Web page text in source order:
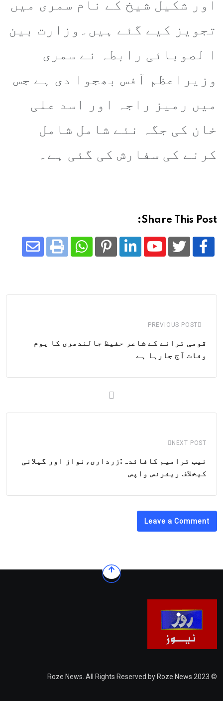
اور شکیل شیخ کے نام سمری میں
تجویز کیے گئے ہیں۔وزارت بین
ا لصوبائی رابطہ نے سمری
وزیراعظم آفس بھجوا دی ہے جس
میں رمیز راجہ اور اسد علی
خان کی جگہ نئے شامل شامل
کرنے کی سفارش کی گئی ہے۔
Share This Post:
Youtube
LinkedIn
Pinterest
Whatsapp
Print
PREVIOUS POST
قومی ترانے کے شاعر حفیظ جالندھری کا یوم
وفات آج جارہا ہے
NEXT POST
نیب ترامیم کافائدہ:زرداری،نواز اور گیلانی
کیخلاف ریفرنس واپس
Leave a Comment
© 2023 Roze News. All Rights Reserved by Roze News